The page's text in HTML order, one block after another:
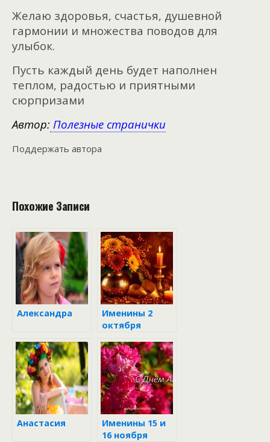
Желаю здоровья, счастья, душевной
гармонии и множества поводов для
улыбок.
Пусть каждый день будет наполнен
теплом, радостью и приятными
сюрпризами
Автор: Полезные странички
Поддержать автора
Похожие Записи
Александра
Именины 2
октября
Анастасия
Именины 15 и
16 ноября